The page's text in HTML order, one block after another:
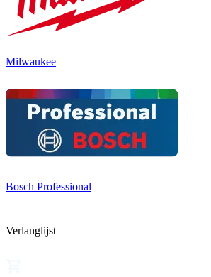
Milwaukee
Bosch Professional
Verlanglijst